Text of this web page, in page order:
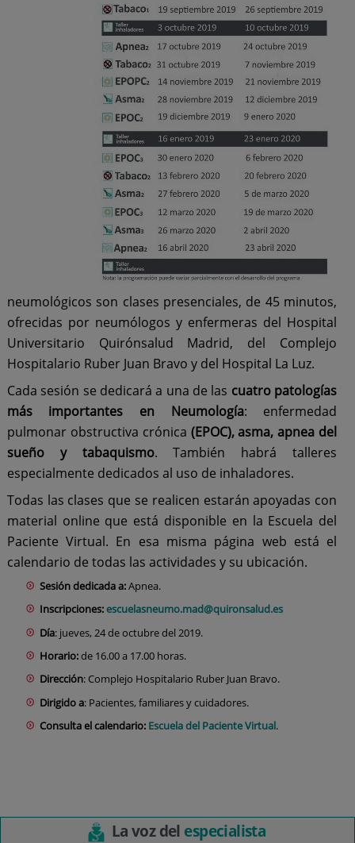
neumológicos son clases presenciales, de 45 minutos,
ofrecidas por neumólogos y enfermeras del Hospital
Universitario Quirónsalud Madrid, del Complejo
Hospitalario Ruber Juan Bravo y del Hospital La Luz.
Cada sesión se dedicará a una de las cuatro patologías
más importantes en Neumología: enfermedad
pulmonar obstructiva crónica (EPOC), asma, apnea del
sueño y tabaquismo. También habrá talleres
especialmente dedicados al uso de inhaladores.
Todas las clases que se realicen estarán apoyadas con
material online que está disponible en la Escuela del
Paciente Virtual. En esa misma página web está el
calendario de todas las actividades y su ubicación.
Sesión dedicada a:Apnea.
Inscripciones:escuelasneumo.mad@quironsalud.es
Día: jueves, 24 de octubre del 2019.
Horario:de 16.00 a 17.00 horas.
Dirección: Complejo Hospitalario Ruber Juan Bravo.
Dirigido a: Pacientes, familiares y cuidadores.
Consulta el calendario: Escuela del Paciente Virtual.
La voz del especialista